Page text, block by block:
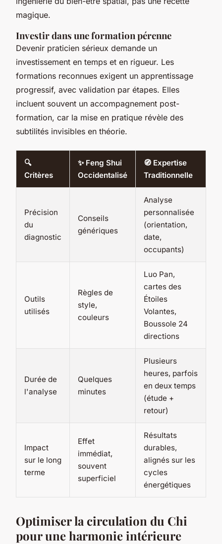
magique.
Investir dans une formation pérenne
Devenir praticien sérieux demande un
investissement en temps et en rigueur. Les
formations reconnues exigent un apprentissage
progressif, avec validation par étapes. Elles
incluent souvent un accompagnement post-
formation, car la mise en pratique révèle des
subtilités invisibles en théorie.
🔍
Critères
✨ Feng Shui
Occidentalisé
🧭 Expertise
Traditionnelle
Précision
du
diagnostic
Conseils
génériques
Analyse
personnalisée
(orientation,
date,
occupants)
Outils
utilisés
Règles de
style,
couleurs
Luo Pan,
cartes des
Étoiles
Volantes,
Boussole 24
directions
Durée de
l'analyse
Quelques
minutes
Plusieurs
heures, parfois
en deux temps
(étude +
retour)
Impact
sur le long
terme
Effet
immédiat,
souvent
superficiel
Résultats
durables,
alignés sur les
cycles
énergétiques
Optimiser la circulation du Chi
pour une harmonie intérieure